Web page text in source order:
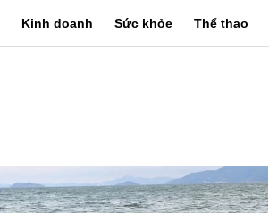
Kinh doanh Sức khỏe Thể thao